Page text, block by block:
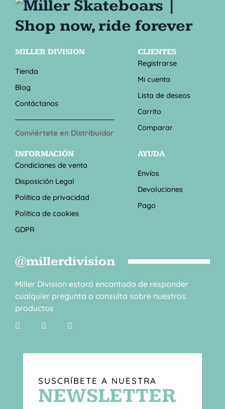
MILLER DIVISION
Tienda
Blog
Contáctanos
Conviértete en Distribuidor
CLIENTES
Registrarse
Mi cuenta
Lista de deseos
Carrito
Comparar
INFORMACIÓN
Condiciones de venta
Disposición Legal
Política de privacidad
Política de cookies
GDPR
AYUDA
Envíos
Devoluciones
Pago
@millerdivision
Miller Division estará encantada de responder
cualquier pregunta o consulta sobre nuestros
productos
SUSCRÍBETE A NUESTRA
NEWSLETTER